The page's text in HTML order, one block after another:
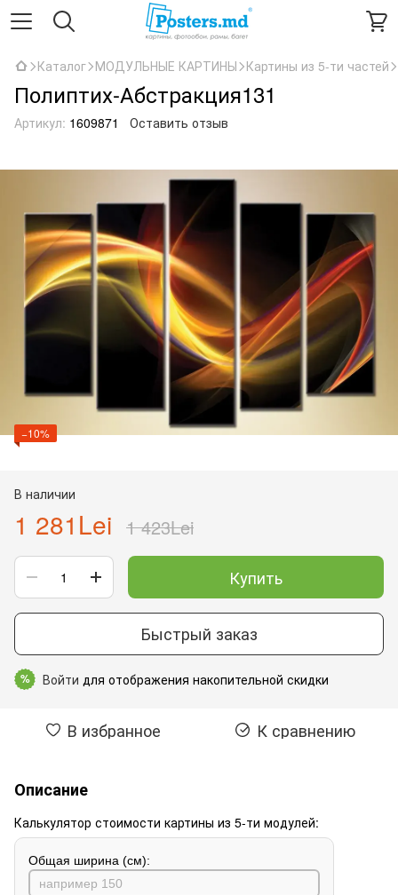
Каталог МОДУЛЬНЫЕ КАРТИНЫ Картины из 5-ти частей
Полиптих-Абстракция131
Артикул: 1609871 Оставить отзыв
−10%
В наличии
1 281Lei 1 423Lei
Купить
Быстрый заказ
% Войти для отображения накопительной скидки
В избранное К сравнению
Описание
Калькулятор стоимости картины из 5-ти модулей:
Общая ширина (см):